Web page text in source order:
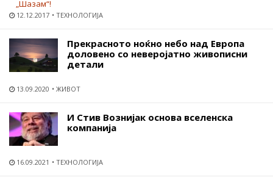
12.12.2017 ТЕХНОЛОГИЈА
Прекрасното ноќно небо над Европа
доловено со неверојатно живописни
детали
13.09.2020 ЖИВОТ
И Стив Вознијак основа вселенска
компанија
16.09.2021 ТЕХНОЛОГИЈА